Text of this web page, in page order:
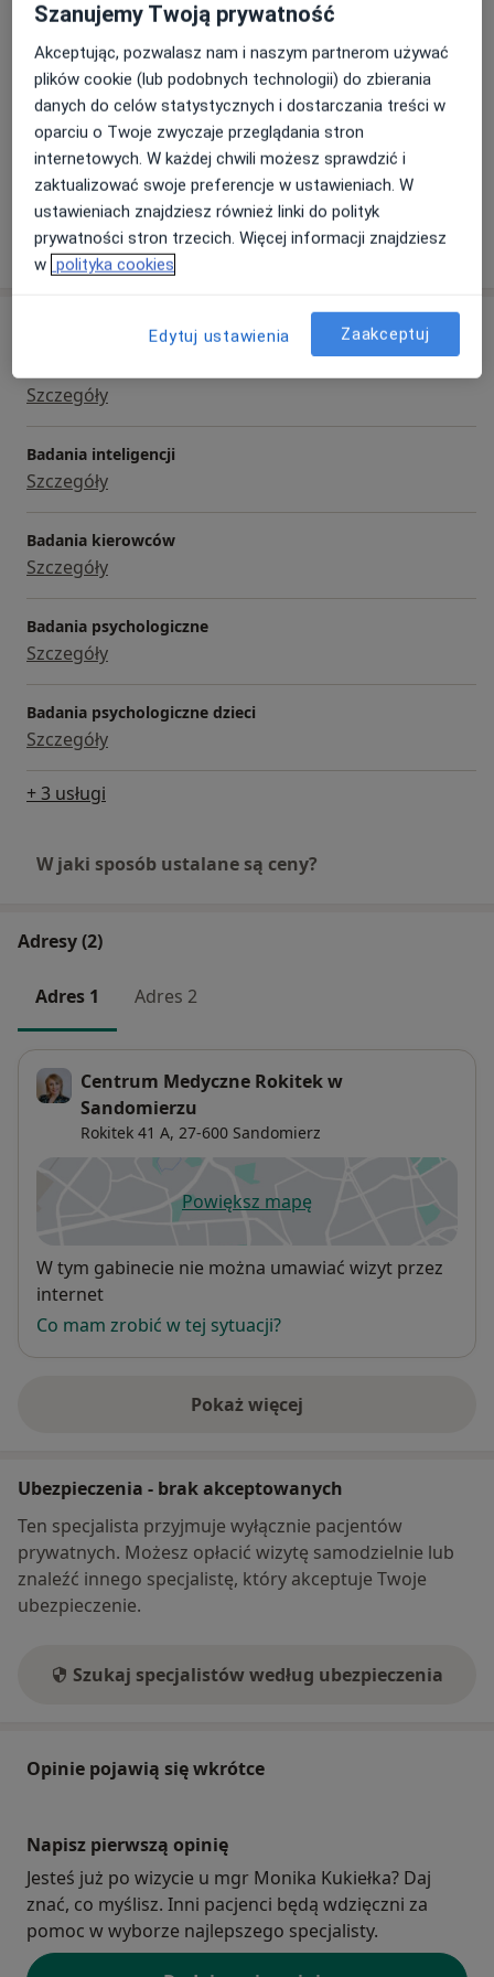
Psychologia i praca z drugim człowiekiem jest moją
pasją.
Główne obszary pomocy
Depresja Bezsenność
Kryzys życiowy
Kryzys emocjonalny
Problemy wychowawcze +9
Pacjenci których przyjmuję
Dorośli
Pokaż więcejo doświadczeniu
Szczegóły
Badania inteligencji
Szczegóły
Badania kierowców
Szczegóły
Badania psychologiczne
Szczegóły
Badania psychologiczne dzieci
Szczegóły
+ 3 usługi
W jaki sposób ustalane są ceny?
Adresy (2)
Adres 1 Adres 2
Centrum Medyczne Rokitek w
Sandomierzu
Rokitek 41 A, 27-600 Sandomierz
Powiększ mapęotwiera się w nowej karcie
Dostępność
W tym gabinecie nie można umawiać wizyt przez
internet
Co mam zrobić w tej sytuacji?
Pokaż więcej
o adresie
Ubezpieczenia - brak akceptowanych
Ten specjalista przyjmuje wyłącznie pacjentów
prywatnych. Możesz opłacić wizytę samodzielnie lub
znaleźć innego specjalistę, który akceptuje Twoje
ubezpieczenie.
Szukaj specjalistów według ubezpieczenia
Opinie pojawią się wkrótce
Napisz pierwszą opinię
Jesteś już po wizycie u mgr Monika Kukiełka? Daj
znać, co myślisz. Inni pacjenci będą wdzięczni za
pomoc w wyborze najlepszego specjalisty.
Szanujemy Twoją prywatność
Akceptując, pozwalasz nam i naszym partnerom używać
plików cookie (lub podobnych technologii) do zbierania
danych do celów statystycznych i dostarczania treści w
oparciu o Twoje zwyczaje przeglądania stron
internetowych. W każdej chwili możesz sprawdzić i
zaktualizować swoje preferencje w ustawieniach. W
ustawieniach znajdziesz również linki do polityk
prywatności stron trzecich. Więcej informacji znajdziesz
w polityka cookies
Edytuj ustawienia Zaakceptuj